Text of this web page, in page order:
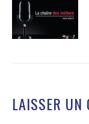
LAISSER UN